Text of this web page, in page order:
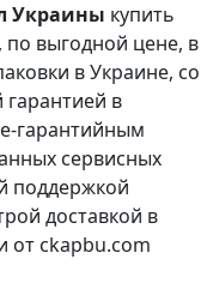
Украины купить
выгодной цене, в
в Украине, со
гарантией в
гарантийным
сервисных
поддержкой
доставкой в
от ckapbu.com